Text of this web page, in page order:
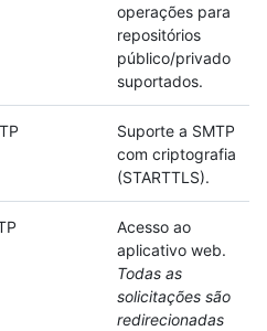
operações para
repositórios
público/privado
suportados.
Suporte a SMTP
com criptografia
(STARTTLS).
Acesso ao
aplicativo web.
Todas as
solicitações são
redirecionadas